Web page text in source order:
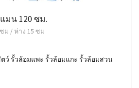
มน 120 ซม.
ม / ห่าง 15 ซม
ว์ รั้วล้อมแพะ รั้วล้อมแกะ รั้วล้อมสวน